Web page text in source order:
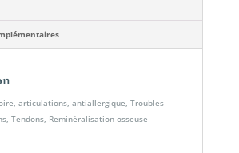
articulations, antiallergique, Troubles
Tendons, Reminéralisation osseuse